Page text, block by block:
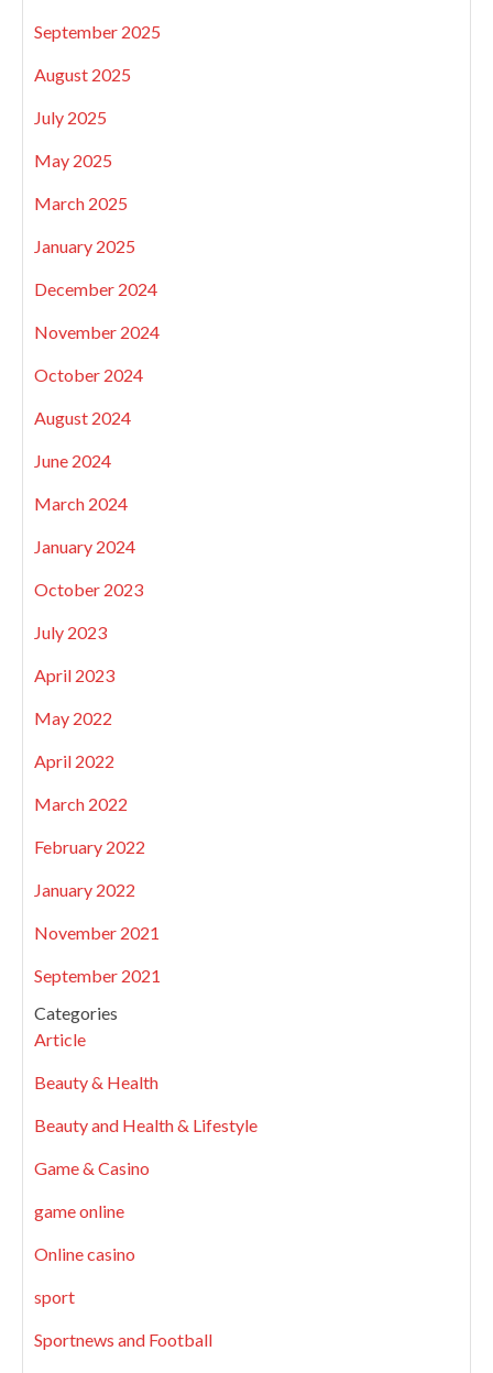
September 2025
August 2025
July 2025
May 2025
March 2025
January 2025
December 2024
November 2024
October 2024
August 2024
June 2024
March 2024
January 2024
October 2023
July 2023
April 2023
May 2022
April 2022
March 2022
February 2022
January 2022
November 2021
September 2021
Categories
Article
Beauty & Health
Beauty and Health & Lifestyle
Game & Casino
game online
Online casino
sport
Sportnews and Football